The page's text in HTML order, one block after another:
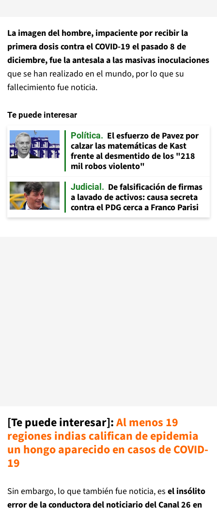
La imagen del hombre, impaciente por recibir la
primera dosis contra el COVID-19 el pasado 8 de
diciembre, fue la antesala a las masivas inoculaciones
que se han realizado en el mundo, por lo que su
fallecimiento fue noticia.
Te puede interesar
Política
El esfuerzo de Pavez por
calzar las matemáticas de Kast
frente al desmentido de los "218
mil robos violento"
Judicial
De falsificación de firmas
a lavado de activos: causa secreta
contra el PDG cerca a Franco Parisi
[Te puede interesar]:Al menos 19
regiones indias califican de epidemia
un hongo aparecido en casos de COVID-
19
Sin embargo, lo que también fue noticia, es el insólito
error de la conductora del noticiario del Canal 26 en